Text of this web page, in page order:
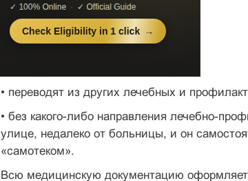
• переводят из других лечебных и
• без какого-либо направления лечебно-
улице, недалеко от больницы, и он
«самотеком».
Всю медицинскую документацию оформляет